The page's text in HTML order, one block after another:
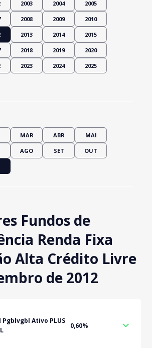
2003 2004 2005
2008 2009 2010
2013 2014 2015
2018 2019 2020
2023 2024 2025
MAR ABR MAI
AGO SET OUT
Fundos de
Renda Fixa
Alta Crédito Livre
de 2012
Pgblvgbl Ativo PLUS
0,60%